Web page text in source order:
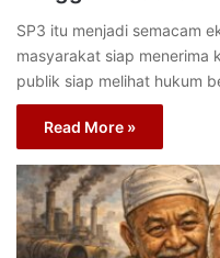
SP3 itu menjadi semacam
masyarakat siap menerima
publik siap melihat hukum
Read More »